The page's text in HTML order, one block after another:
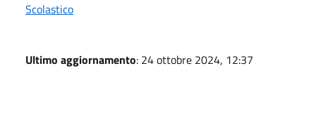
Scolastico
Ultimo aggiornamento: 24 ottobre 2024, 12:37